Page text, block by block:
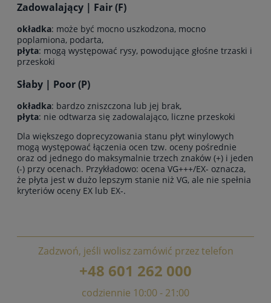
Zadowalający | Fair (F)
okładka: może być mocno uszkodzona, mocno
poplamiona, podarta,
płyta: mogą występować rysy, powodujące głośne trzaski i
przeskoki
Słaby | Poor (P)
okładka: bardzo zniszczona lub jej brak,
płyta: nie odtwarza się zadowalająco, liczne przeskoki
Dla większego doprecyzowania stanu płyt winylowych
mogą występować łączenia ocen tzw. oceny pośrednie
oraz od jednego do maksymalnie trzech znaków (+) i jeden
(-) przy ocenach. Przykładowo: ocena VG+++/EX- oznacza,
że płyta jest w dużo lepszym stanie niż VG, ale nie spełnia
kryteriów oceny EX lub EX-.
Zadzwoń, jeśli wolisz zamówić przez telefon
+48 601 262 000
codziennie 10:00 - 21:00